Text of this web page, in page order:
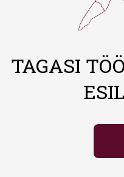
TAGASI